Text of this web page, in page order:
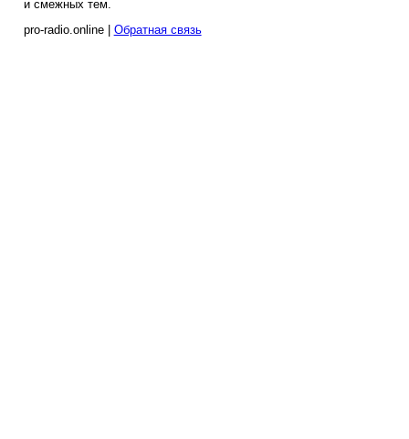
и смежных тем.
pro-radio.online | Обратная связь